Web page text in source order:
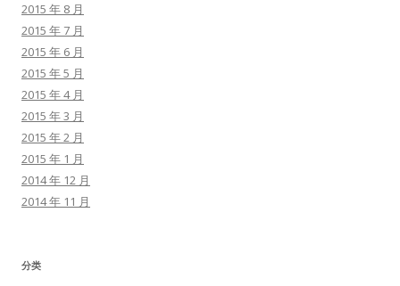
2015 年 8 月
2015 年 7 月
2015 年 6 月
2015 年 5 月
2015 年 4 月
2015 年 3 月
2015 年 2 月
2015 年 1 月
2014 年 12 月
2014 年 11 月
分类